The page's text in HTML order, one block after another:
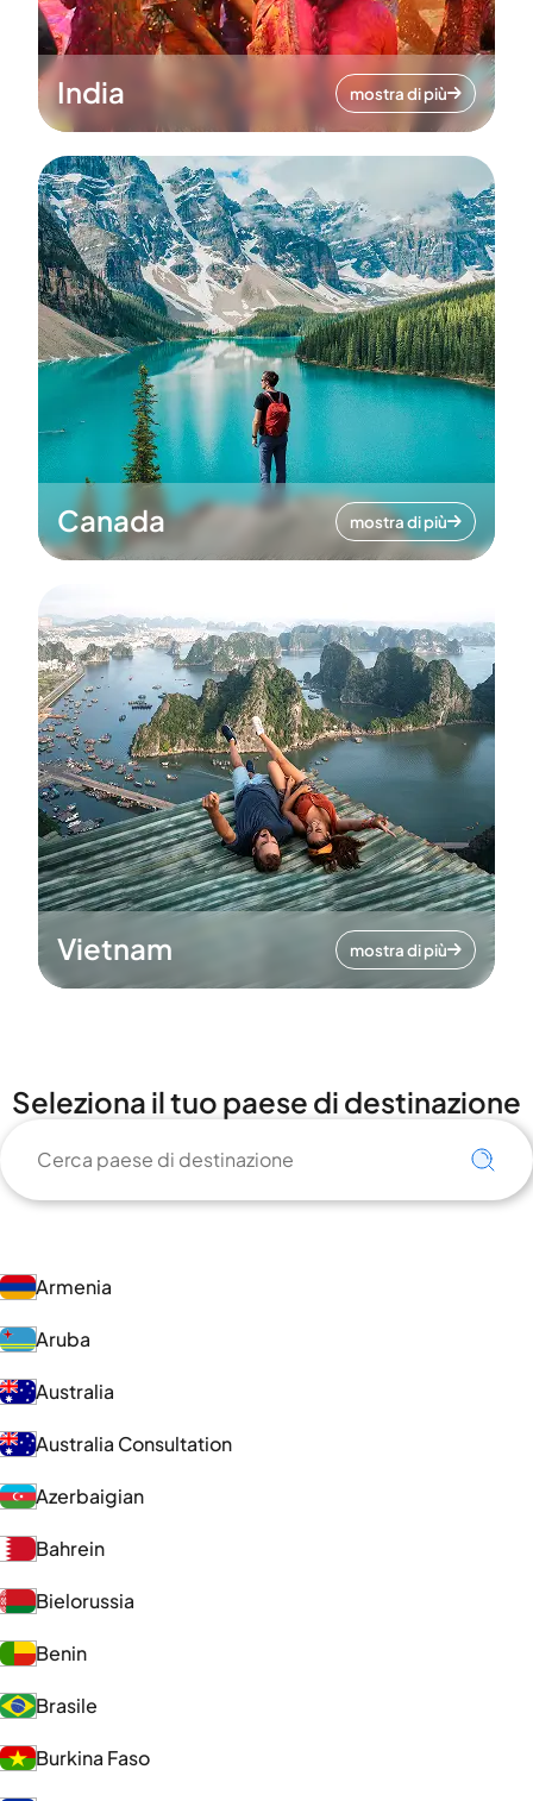
India mostra di più
Canada mostra di più
Vietnam mostra di più
Seleziona il tuo paese di destinazione
Armenia
Aruba
Australia
Australia Consultation
Azerbaigian
Bahrein
Bielorussia
Benin
Brasile
Burkina Faso